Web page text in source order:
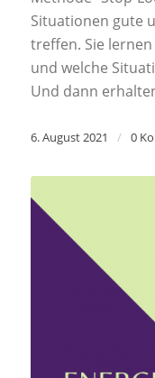
Situationen gute
treffen. Sie
und welche
Und dann
6. August 2021 / 0